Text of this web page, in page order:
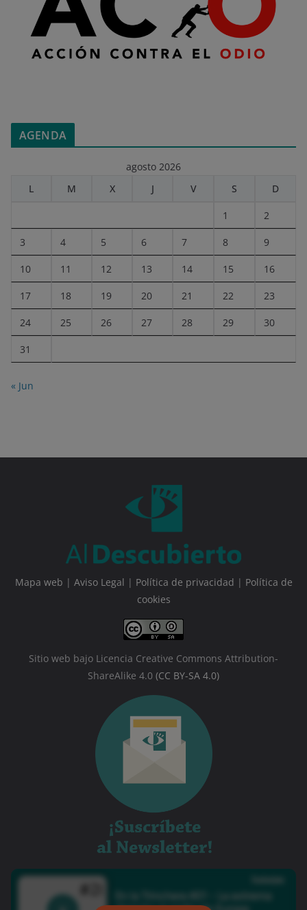
AGENDA
agosto 2026
L
M X J V S D
1 2
3 4 5 6 7 8 9
10 11 12 13 14 15 16
17 18 19 20 21 22 23
24 25 26 27 28 29 30
31
« Jun
Mapa web | Aviso Legal | Política de privacidad | Política de
cookies
Sitio web bajo Licencia Creative Commons Attribution-
ShareAlike 4.0 (CC BY-SA 4.0)